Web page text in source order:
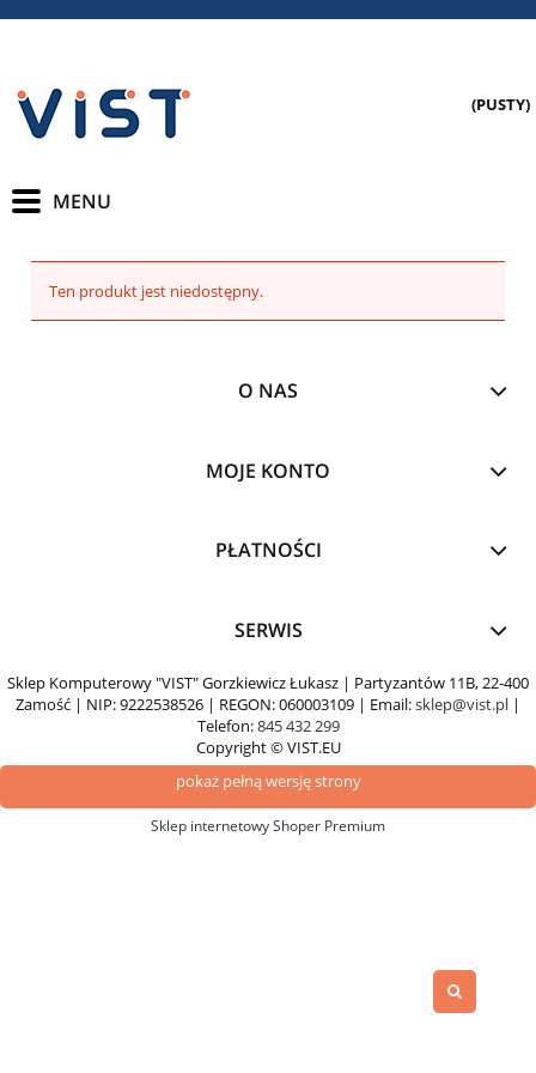
(PUSTY)
Ten produkt jest niedostępny.
O NAS
MOJE KONTO
PŁATNOŚCI
SERWIS
Sklep Komputerowy "VIST" Gorzkiewicz Łukasz | Partyzantów 11B, 22-400
Zamość | NIP: 9222538526 | REGON: 060003109 | Email:sklep@vist.pl |
Telefon:845 432 299
Copyright © VIST.EU
pokaż pełną wersję strony
Sklep internetowy Shoper Premium